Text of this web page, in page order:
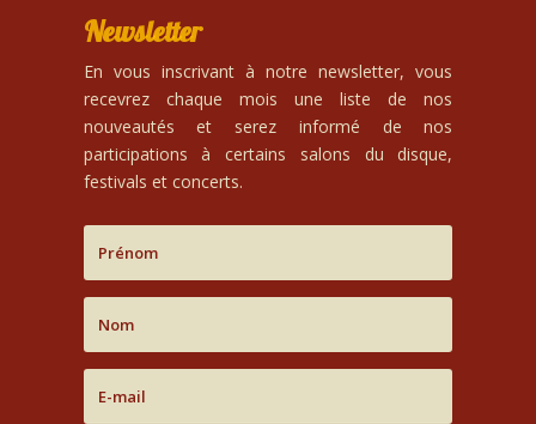
Newsletter
En vous inscrivant à notre newsletter, vous
recevrez chaque mois une liste de nos
nouveautés et serez informé de nos
participations à certains salons du disque,
festivals et concerts.